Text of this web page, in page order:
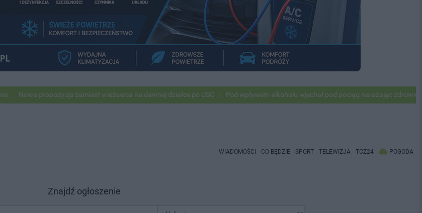
Nowa propozycja zamiast wieżowca na dawnej działce po USC Pod wpływem alkoholu wjechał pod pociąg narażając zdrowie i
WIADOMOŚCI CO BĘDZIE SPORT TELEWIZJA TCZ24 POGODA
Znajdź ogłoszenie